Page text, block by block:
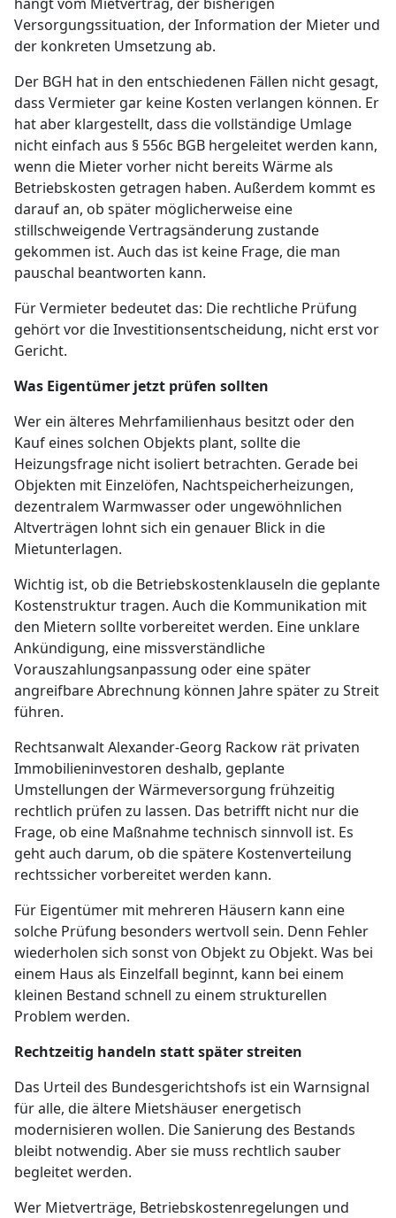
Versorgungssituation, der Information der Mieter und
der konkreten Umsetzung ab.
Der BGH hat in den entschiedenen Fällen nicht gesagt,
dass Vermieter gar keine Kosten verlangen können. Er
hat aber klargestellt, dass die vollständige Umlage
nicht einfach aus § 556c BGB hergeleitet werden kann,
wenn die Mieter vorher nicht bereits Wärme als
Betriebskosten getragen haben. Außerdem kommt es
darauf an, ob später möglicherweise eine
stillschweigende Vertragsänderung zustande
gekommen ist. Auch das ist keine Frage, die man
pauschal beantworten kann.
Für Vermieter bedeutet das: Die rechtliche Prüfung
gehört vor die Investitionsentscheidung, nicht erst vor
Gericht.
Was Eigentümer jetzt prüfen sollten
Wer ein älteres Mehrfamilienhaus besitzt oder den
Kauf eines solchen Objekts plant, sollte die
Heizungsfrage nicht isoliert betrachten. Gerade bei
Objekten mit Einzelöfen, Nachtspeicherheizungen,
dezentralem Warmwasser oder ungewöhnlichen
Altverträgen lohnt sich ein genauer Blick in die
Mietunterlagen.
Wichtig ist, ob die Betriebskostenklauseln die geplante
Kostenstruktur tragen. Auch die Kommunikation mit
den Mietern sollte vorbereitet werden. Eine unklare
Ankündigung, eine missverständliche
Vorauszahlungsanpassung oder eine später
angreifbare Abrechnung können Jahre später zu Streit
führen.
Rechtsanwalt Alexander-Georg Rackow rät privaten
Immobilieninvestoren deshalb, geplante
Umstellungen der Wärmeversorgung frühzeitig
rechtlich prüfen zu lassen. Das betrifft nicht nur die
Frage, ob eine Maßnahme technisch sinnvoll ist. Es
geht auch darum, ob die spätere Kostenverteilung
rechtssicher vorbereitet werden kann.
Für Eigentümer mit mehreren Häusern kann eine
solche Prüfung besonders wertvoll sein. Denn Fehler
wiederholen sich sonst von Objekt zu Objekt. Was bei
einem Haus als Einzelfall beginnt, kann bei einem
kleinen Bestand schnell zu einem strukturellen
Problem werden.
Rechtzeitig handeln statt später streiten
Das Urteil des Bundesgerichtshofs ist ein Warnsignal
für alle, die ältere Mietshäuser energetisch
modernisieren wollen. Die Sanierung des Bestands
bleibt notwendig. Aber sie muss rechtlich sauber
begleitet werden.
Wer Mietverträge, Betriebskostenregelungen und